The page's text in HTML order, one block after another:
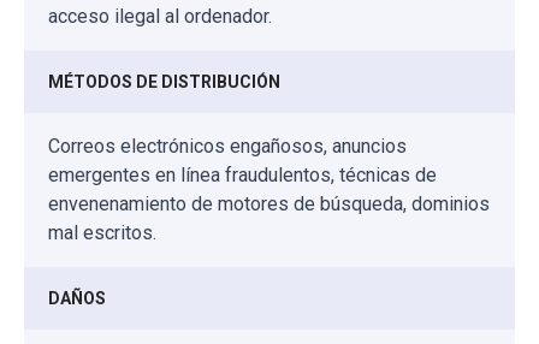
acceso ilegal al ordenador.
MÉTODOS DE DISTRIBUCIÓN
Correos electrónicos engañosos, anuncios
emergentes en línea fraudulentos, técnicas de
envenenamiento de motores de búsqueda, dominios
mal escritos.
DAÑOS